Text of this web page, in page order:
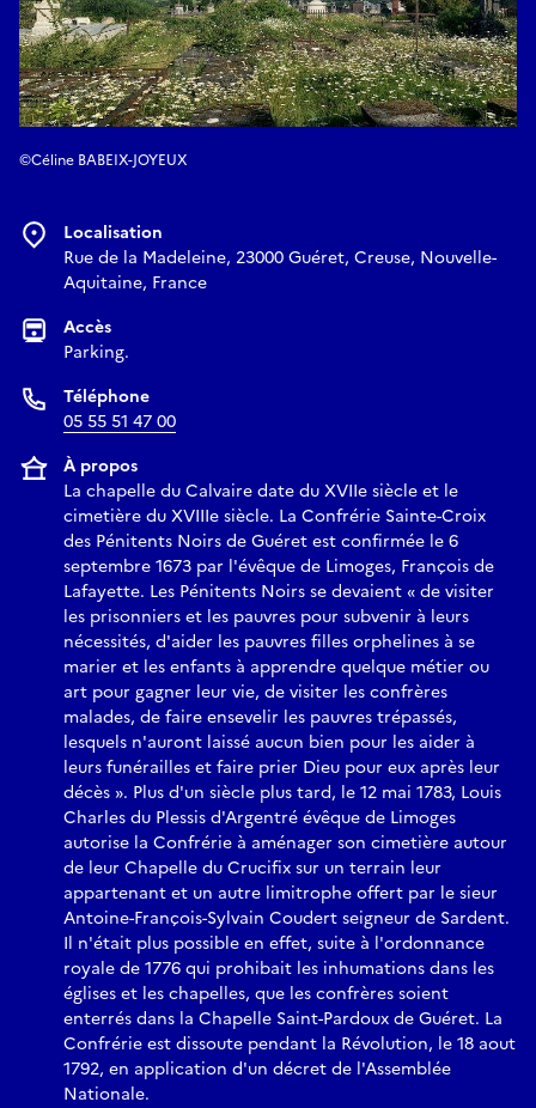
©Céline BABEIX-JOYEUX
Localisation
Rue de la Madeleine, 23000 Guéret, Creuse, Nouvelle-
Aquitaine, France
Accès
Parking.
Téléphone
05 55 51 47 00
À propos
La chapelle du Calvaire date du XVIIe siècle et le
cimetière du XVIIIe siècle. La Confrérie Sainte-Croix
des Pénitents Noirs de Guéret est confirmée le 6
septembre 1673 par l'évêque de Limoges, François de
Lafayette. Les Pénitents Noirs se devaient « de visiter
les prisonniers et les pauvres pour subvenir à leurs
nécessités, d'aider les pauvres filles orphelines à se
marier et les enfants à apprendre quelque métier ou
art pour gagner leur vie, de visiter les confrères
malades, de faire ensevelir les pauvres trépassés,
lesquels n'auront laissé aucun bien pour les aider à
leurs funérailles et faire prier Dieu pour eux après leur
décès ». Plus d'un siècle plus tard, le 12 mai 1783, Louis
Charles du Plessis d'Argentré évêque de Limoges
autorise la Confrérie à aménager son cimetière autour
de leur Chapelle du Crucifix sur un terrain leur
appartenant et un autre limitrophe offert par le sieur
Antoine-François-Sylvain Coudert seigneur de Sardent.
Il n'était plus possible en effet, suite à l'ordonnance
royale de 1776 qui prohibait les inhumations dans les
églises et les chapelles, que les confrères soient
enterrés dans la Chapelle Saint-Pardoux de Guéret. La
Confrérie est dissoute pendant la Révolution, le 18 aout
1792, en application d'un décret de l'Assemblée
Nationale.